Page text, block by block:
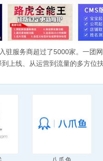
驻服务商超过了5000家。一团
上线、从运营到流量的多方位